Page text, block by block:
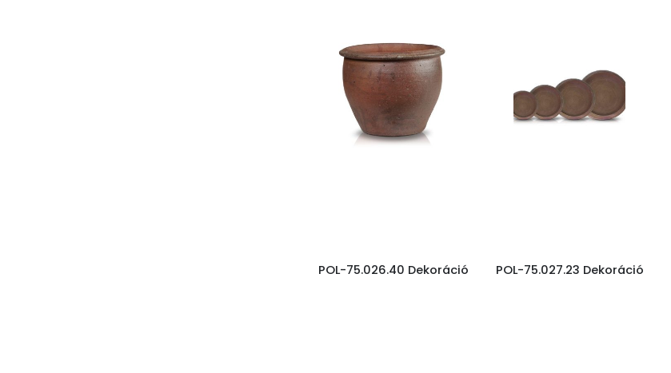
POL-75.026.40 Dekoráció POL-75.027.23 Dekoráció